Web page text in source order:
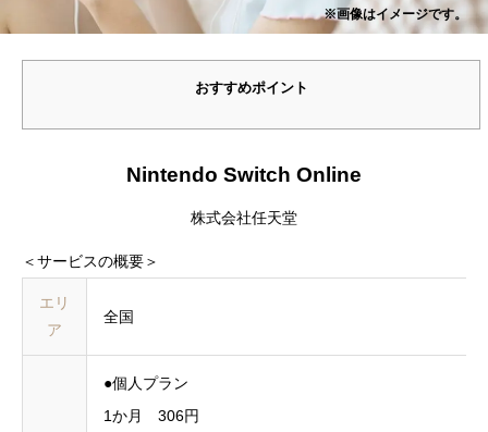
※画像はイメージです。
おすすめポイント
Nintendo Switch Online
株式会社任天堂
＜サービスの概要＞
エリ
ア
全国
●個人プラン
1か月 306円